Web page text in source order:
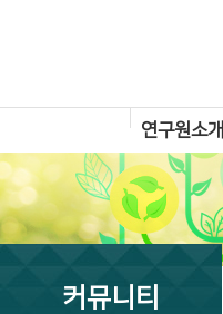
연구원소개
커뮤니티